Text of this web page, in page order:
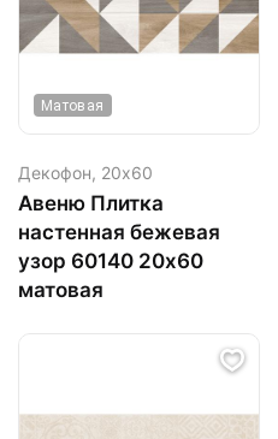
Матовая
Декофон, 20х60
Авеню Плитка
настенная бежевая
узор 60140 20х60
матовая